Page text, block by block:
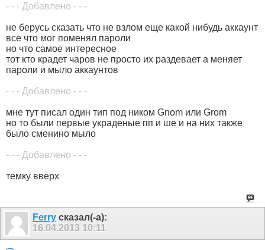
- - - Добавлено - - -
не берусь сказать что не взлом еще какой нибудь аккаунт
все что мог поменял пароли
но что самое интересное
тот кто крадет чаров не просто их раздевает а меняет
пароли и мыло аккаунтов
- - - Добавлено - - -
мне тут писал один тип под ником Gnom или Grom
но то были первые украденые пп и ше и на них также
было сменино мыло
- - - Добавлено - - -
темку вверх
Ferry сказал(-а):
16.04.2013 10:11